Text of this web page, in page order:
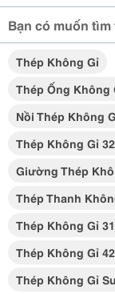
Bạn có muốn tìm
Thép Không Gỉ
Thép Ống Không
Nồi Thép Không
Thép Không Gỉ
Giường Thép
Thép Thanh
Thép Không Gỉ
Thép Không Gỉ
Thép Không Gỉ